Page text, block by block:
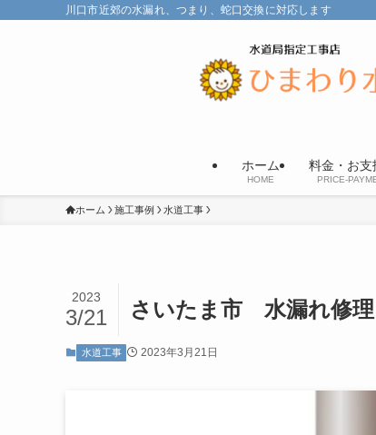
川口市近郊の水漏れ、つまり、蛇口交換に対応します
ホーム
HOME
料金・お支
PRICE-
ホーム 施工事例 水道工事
さいたま市 水漏れ修理
2023
3/21
水道工事 2023年3月21日